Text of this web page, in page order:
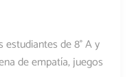
de 8° A y
de empatía, juegos